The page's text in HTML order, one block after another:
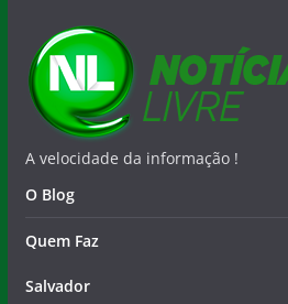
A velocidade da informação !
O Blog
Quem Faz
Salvador